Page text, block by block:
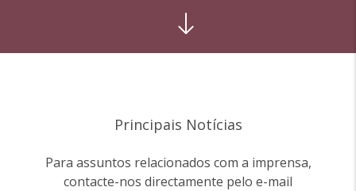
Principais Notícias
Para assuntos relacionados com a imprensa,
contacte-nos directamente pelo e-mail